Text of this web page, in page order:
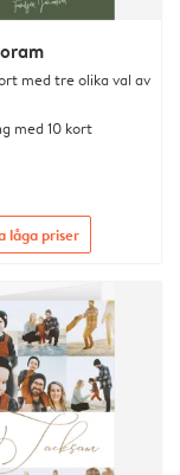
med tre olika val av
med 10 kort
låga priser